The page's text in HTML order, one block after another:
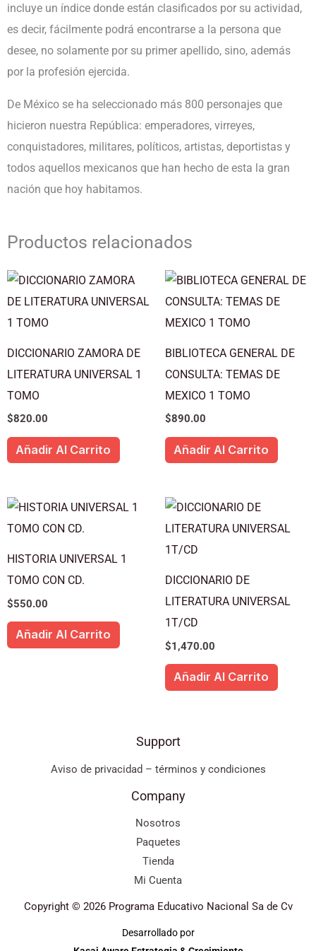
incluye un índice donde están clasificados por su actividad,
es decir, fácilmente podrá encontrarse a la persona que
desee, no solamente por su primer apellido, sino, además
por la profesión ejercida.
De México se ha seleccionado más 800 personajes que
hicieron nuestra República: emperadores, virreyes,
conquistadores, militares, políticos, artistas, deportistas y
todos aquellos mexicanos que han hecho de esta la gran
nación que hoy habitamos.
Productos relacionados
DICCIONARIO ZAMORA DE
LITERATURA UNIVERSAL 1
TOMO
$820.00
Añadir Al Carrito
BIBLIOTECA GENERAL DE
CONSULTA: TEMAS DE
MEXICO 1 TOMO
$890.00
Añadir Al Carrito
HISTORIA UNIVERSAL 1
TOMO CON CD.
$550.00
Añadir Al Carrito
DICCIONARIO DE
LITERATURA UNIVERSAL
1T/CD
$1,470.00
Añadir Al Carrito
Support
Aviso de privacidad – términos y condiciones
Company
Nosotros
Paquetes
Tienda
Mi Cuenta
Copyright © 2026 Programa Educativo Nacional Sa de Cv
Desarrollado por